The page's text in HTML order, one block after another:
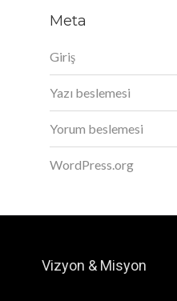
Meta
Giriş
Yazı beslemesi
Yorum beslemesi
WordPress.org
Vizyon & Misyon